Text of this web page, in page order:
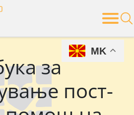
за
пост-
MK